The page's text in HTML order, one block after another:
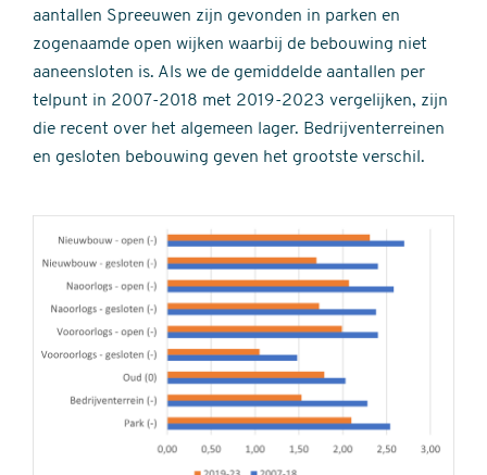
aantallen Spreeuwen zijn gevonden in parken en
zogenaamde open wijken waarbij de bebouwing niet
aaneensloten is. Als we de gemiddelde aantallen per
telpunt in 2007-2018 met 2019-2023 vergelijken, zijn
die recent over het algemeen lager. Bedrijventerreinen
en gesloten bebouwing geven het grootste verschil.